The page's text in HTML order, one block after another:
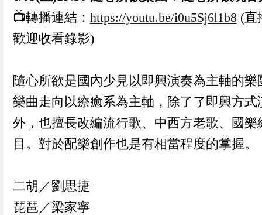
📺轉播連結： https://youtu.be/i0u5Sj6l1b8(直
歡迎收看錄影)
隨心所欲是國內少見以即興演奏為主軸的樂
樂曲走向以療癒系為主軸，除了了即興方式
外，也擅長改編流行歌、中西方老歌、國樂
目。對於配樂創作也是有相當程度的掌握。
二胡／劉思捷
琵琶／梁家寧